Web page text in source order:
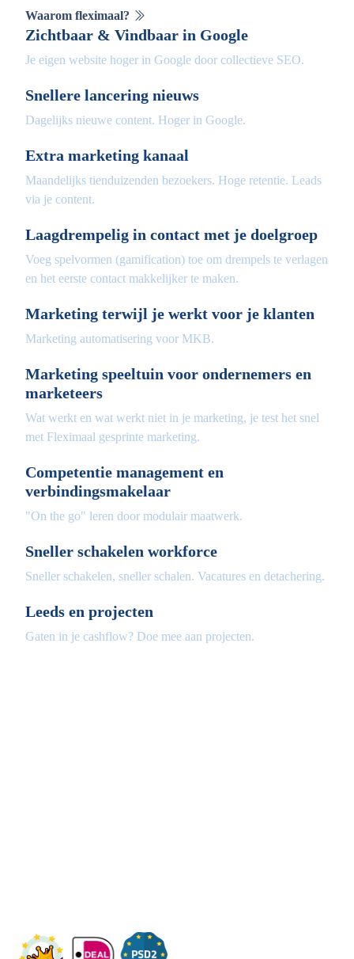
Waarom fleximaal?
Zichtbaar & Vindbaar in Google
Je eigen website hoger in Google door collectieve SEO.
Snellere lancering nieuws
Dagelijks nieuwe content. Hoger in Google.
Extra marketing kanaal
Maandelijks tienduizenden bezoekers. Hoge retentie. Leads
via je content.
Laagdrempelig in contact met je doelgroep
Voeg spelvormen (gamification) toe om drempels te verlagen
en het eerste contact makkelijker te maken.
Marketing terwijl je werkt voor je klanten
Marketing automatisering voor MKB.
Marketing speeltuin voor ondernemers en
marketeers
Wat werkt en wat werkt niet in je marketing, je test het snel
met Fleximaal gesprinte marketing.
Competentie management en
verbindingsmakelaar
"On the go" leren door modulair maatwerk.
Sneller schakelen workforce
Sneller schakelen, sneller schalen. Vacatures en detachering.
Leeds en projecten
Gaten in je cashflow? Doe mee aan projecten.